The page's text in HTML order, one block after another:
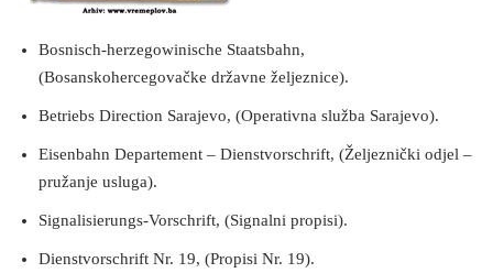
Bosnisch-herzegowinische Staatsbahn,
(Bosanskohercegovačke državne željeznice).
Betriebs Direction Sarajevo, (Operativna služba Sarajevo).
Eisenbahn Departement – Dienstvorschrift, (Željeznički odjel –
pružanje usluga).
Signalisierungs-Vorschrift, (Signalni propisi).
Dienstvorschrift Nr. 19, (Propisi Nr. 19).